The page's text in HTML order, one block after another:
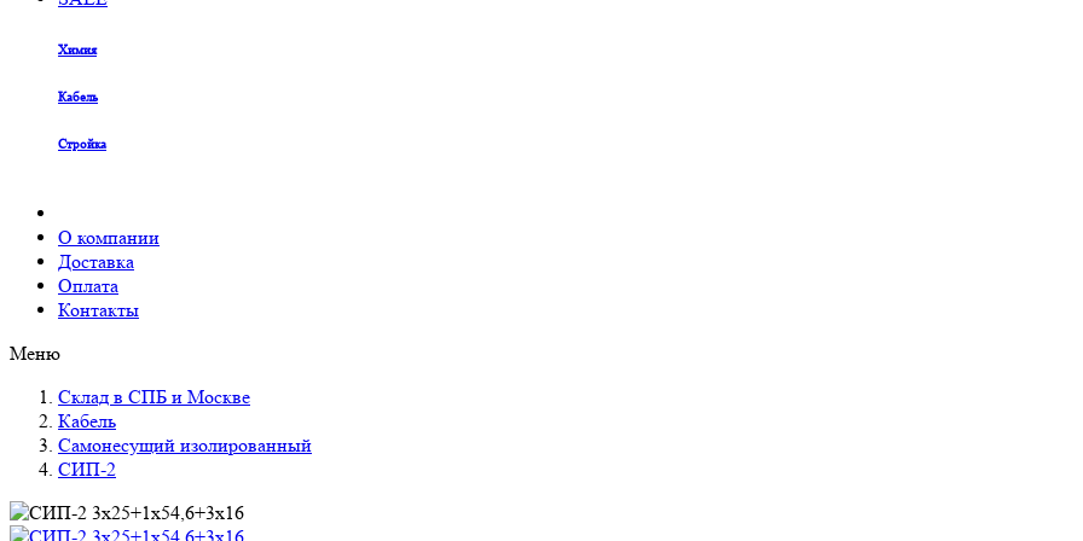
Химия
Кабель
Стройка
О компании
Доставка
Оплата
Контакты
Меню
Склад в СПБ и Москве
Кабель
Самонесущий изолированный
СИП-2